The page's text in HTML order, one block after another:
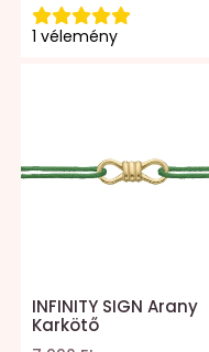
1 vélemény
INFINITY SIGN Arany
Karkötő